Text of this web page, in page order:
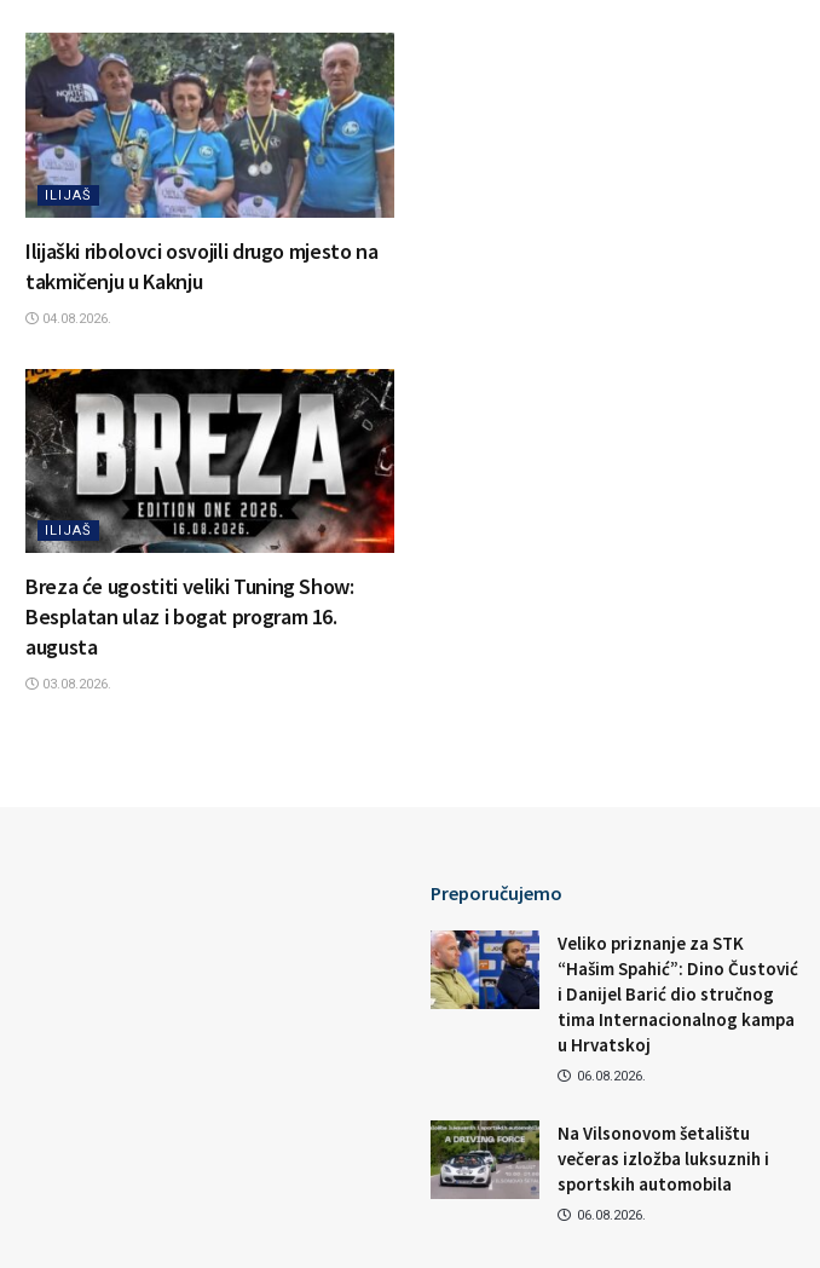
ILIJAŠ
Ilijaški ribolovci osvojili drugo mjesto na
takmičenju u Kaknju
04.08.2026.
ILIJAŠ
Breza će ugostiti veliki Tuning Show:
Besplatan ulaz i bogat program 16.
augusta
03.08.2026.
Preporučujemo
Veliko priznanje za STK
“Hašim Spahić”: Dino Čustović
i Danijel Barić dio stručnog
tima Internacionalnog kampa
u Hrvatskoj
06.08.2026.
Na Vilsonovom šetalištu
večeras izložba luksuznih i
sportskih automobila
06.08.2026.